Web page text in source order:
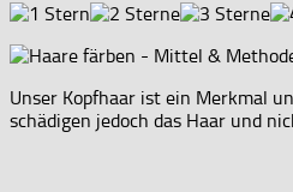
Unser Kopfhaar ist ein Merkmal
schädigen jedoch das Haar und